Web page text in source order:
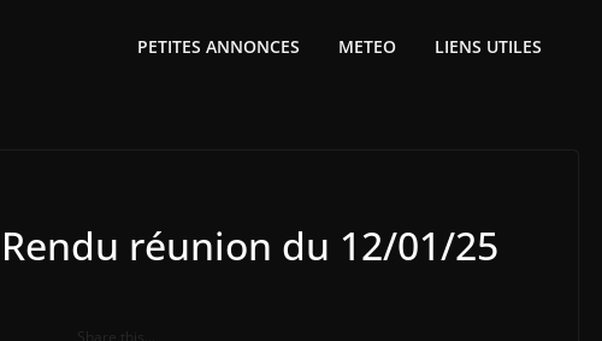
PETITES ANNONCES METEO LIENS UTILES
réunion du 12/01/25